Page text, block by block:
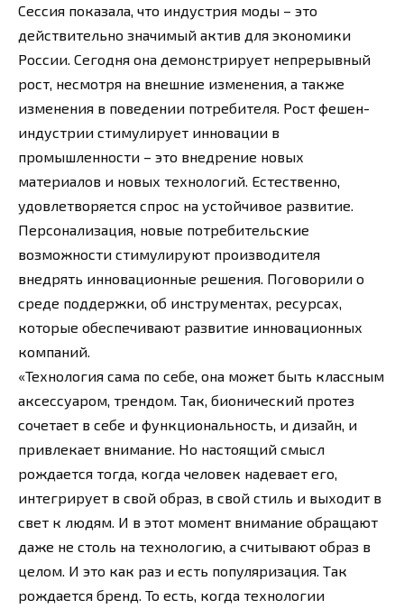
Сессия показала, что индустрия моды – это
действительно значимый актив для экономики
России. Сегодня она демонстрирует непрерывный
рост, несмотря на внешние изменения, а также
изменения в поведении потребителя. Рост фешен-
индустрии стимулирует инновации в
промышленности – это внедрение новых
материалов и новых технологий. Естественно,
удовлетворяется спрос на устойчивое развитие.
Персонализация, новые потребительские
возможности стимулируют производителя
внедрять инновационные решения. Поговорили о
среде поддержки, об инструментах, ресурсах,
которые обеспечивают развитие инновационных
компаний.
«Технология сама по себе, она может быть классным
аксессуаром, трендом. Так, бионический протез
сочетает в себе и функциональность, и дизайн, и
привлекает внимание. Но настоящий смысл
рождается тогда, когда человек надевает его,
интегрирует в свой образ, в свой стиль и выходит в
свет к людям. И в этот момент внимание обращают
даже не столь на технологию, а считывают образ в
целом. И это как раз и есть популяризация. Так
рождается бренд. То есть, когда технологии